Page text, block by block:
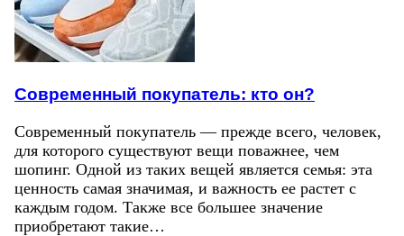
Современный покупатель: кто он?
Современный покупатель — прежде всего, человек,
для которого существуют вещи поважнее, чем
шопинг. Одной из таких вещей является семья: эта
ценность самая значимая, и важность ее растет с
каждым годом. Также все большее значение
приобретают такие…